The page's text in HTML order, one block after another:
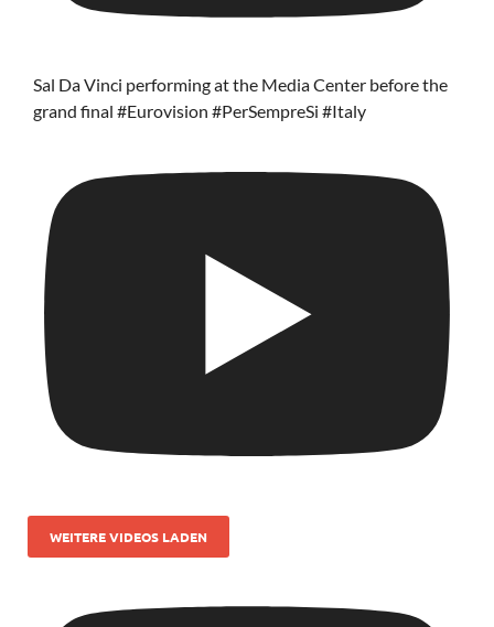
Sal Da Vinci performing at the Media Center before the
grand final #Eurovision #PerSempreSi #Italy
WEITERE VIDEOS LADEN